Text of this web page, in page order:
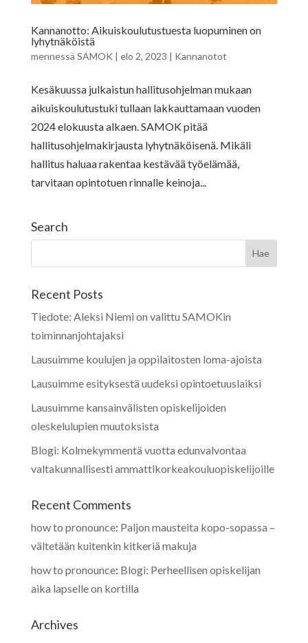
Kannanotto: Aikuiskoulutustuesta luopuminen on
lyhytnäköistä
mennessä SAMOK | elo 2, 2023 | Kannanotot
Kesäkuussa julkaistun hallitusohjelman mukaan
aikuiskoulutustuki tullaan lakkauttamaan vuoden
2024 elokuusta alkaen. SAMOK pitää
hallitusohjelmakirjausta lyhytnäköisenä. Mikäli
hallitus haluaa rakentaa kestävää työelämää,
tarvitaan opintotuen rinnalle keinoja...
Search
Recent Posts
Tiedote: Aleksi Niemi on valittu SAMOKin
toiminnanjohtajaksi
Lausuimme koulujen ja oppilaitosten loma-ajoista
Lausuimme esityksestä uudeksi opintoetuuslaiksi
Lausuimme kansainvälisten opiskelijoiden
oleskelulupien muutoksista
Blogi: Kolmekymmentä vuotta edunvalvontaa
valtakunnallisesti ammattikorkeakouluopiskelijoille
Recent Comments
how to pronounce: Paljon mausteita kopo-sopassa –
vältetään kuitenkin kitkeriä makuja
how to pronounce: Blogi: Perheellisen opiskelijan
aika lapselle on kortilla
Archives